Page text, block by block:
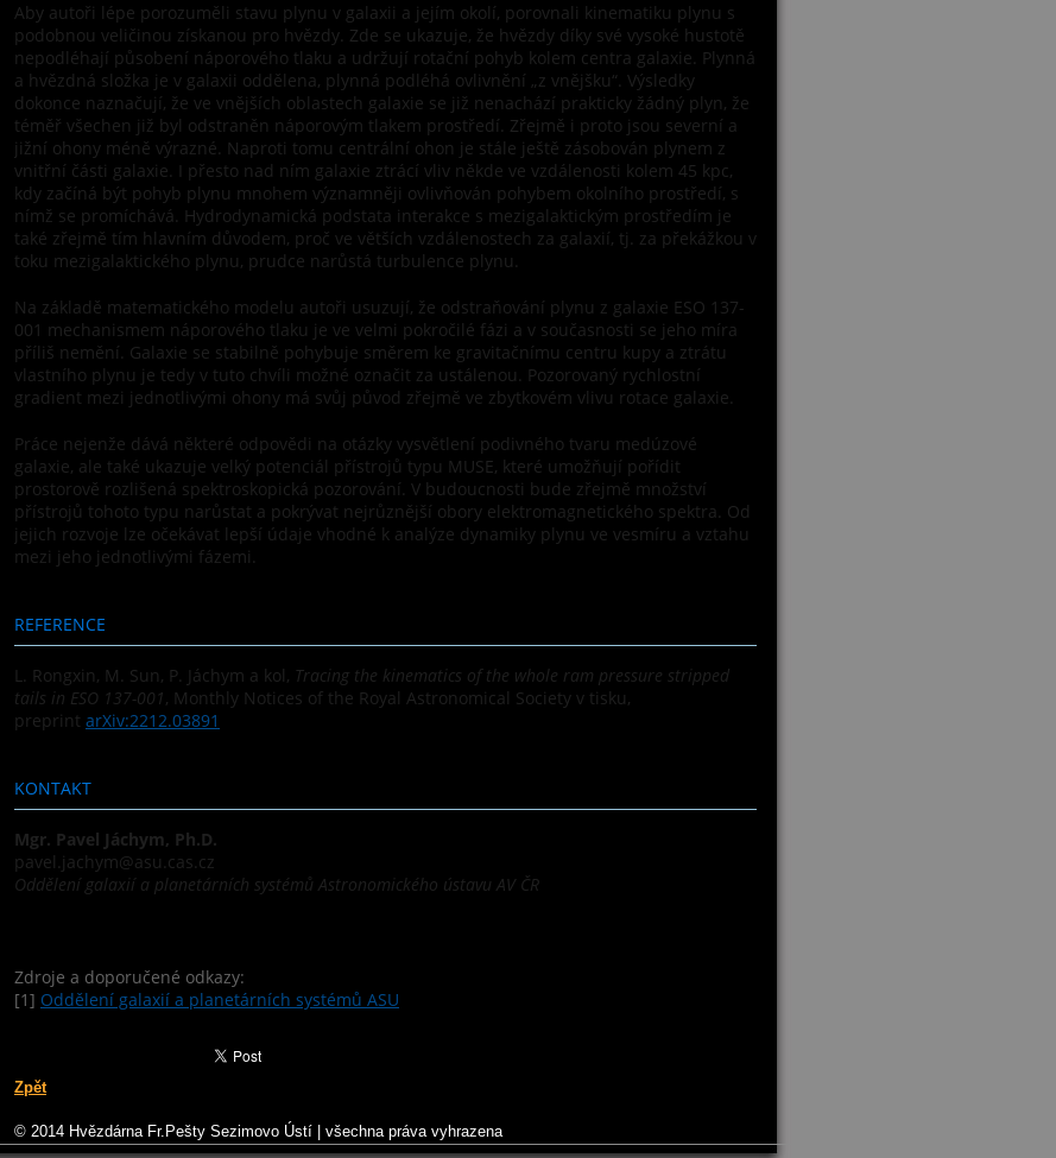
Aby autoři lépe porozuměli stavu plynu v galaxii a jejím okolí, porovnali kinematiku plynu s
podobnou veličinou získanou pro hvězdy. Zde se ukazuje, že hvězdy díky své vysoké hustotě
nepodléhají působení náporového tlaku a udržují rotační pohyb kolem centra galaxie. Plynná
a hvězdná složka je v galaxii oddělena, plynná podléhá ovlivnění „z vnějšku“. Výsledky
dokonce naznačují, že ve vnějších oblastech galaxie se již nenachází prakticky žádný plyn, že
téměř všechen již byl odstraněn náporovým tlakem prostředí. Zřejmě i proto jsou severní a
jižní ohony méně výrazné. Naproti tomu centrální ohon je stále ještě zásobován plynem z
vnitřní části galaxie. I přesto nad ním galaxie ztrácí vliv někde ve vzdálenosti kolem 45 kpc,
kdy začíná být pohyb plynu mnohem významněji ovlivňován pohybem okolního prostředí, s
nímž se promíchává. Hydrodynamická podstata interakce s mezigalaktickým prostředím je
také zřejmě tím hlavním důvodem, proč ve větších vzdálenostech za galaxií, tj. za překážkou v
toku mezigalaktického plynu, prudce narůstá turbulence plynu.
Na základě matematického modelu autoři usuzují, že odstraňování plynu z galaxie ESO 137-
001 mechanismem náporového tlaku je ve velmi pokročilé fázi a v současnosti se jeho míra
příliš nemění. Galaxie se stabilně pohybuje směrem ke gravitačnímu centru kupy a ztrátu
vlastního plynu je tedy v tuto chvíli možné označit za ustálenou. Pozorovaný rychlostní
gradient mezi jednotlivými ohony má svůj původ zřejmě ve zbytkovém vlivu rotace galaxie.
Práce nejenže dává některé odpovědi na otázky vysvětlení podivného tvaru medúzové
galaxie, ale také ukazuje velký potenciál přístrojů typu MUSE, které umožňují pořídit
prostorově rozlišená spektroskopická pozorování. V budoucnosti bude zřejmě množství
přístrojů tohoto typu narůstat a pokrývat nejrůznější obory elektromagnetického spektra. Od
jejich rozvoje lze očekávat lepší údaje vhodné k analýze dynamiky plynu ve vesmíru a vztahu
mezi jeho jednotlivými fázemi.
REFERENCE
L. Rongxin, M. Sun, P. Jáchym a kol, Tracing the kinematics of the whole ram pressure stripped
tails in ESO 137-001, Monthly Notices of the Royal Astronomical Society v tisku,
preprint arXiv:2212.03891
KONTAKT
Mgr. Pavel Jáchym, Ph.D.
pavel.jachym@asu.cas.cz
Oddělení galaxií a planetárních systémů Astronomického ústavu AV ČR
Zdroje a doporučené odkazy:
[1] Oddělení galaxií a planetárních systémů ASU
Zpět
© 2014 Hvězdárna Fr.Pešty Sezimovo Ústí| všechna práva vyhrazena